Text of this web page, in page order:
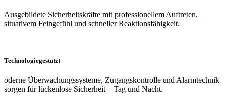
Ausgebildete Sicherheitskräfte mit professionellem Auftreten,
situativem Feingefühl und schneller Reaktionsfähigkeit.
Technologiegestützt
oderne Überwachungssysteme, Zugangskontrolle und Alarmtechnik
sorgen für lückenlose Sicherheit – Tag und Nacht.